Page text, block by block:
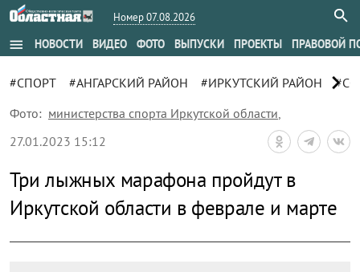
Номер 07.08.2026
menu НОВОСТИ ВИДЕО ФОТО ВЫПУСКИ ПРОЕКТЫ ПРАВОВОЙ
#СПОРТ #АНГАРСКИЙ РАЙОН #ИРКУТСКИЙ РАЙОН chevron_right
Фото: министерства спорта Иркутской области,
27.01.2023 15:12
Три лыжных марафона пройдут в
Иркутской области в феврале и марте